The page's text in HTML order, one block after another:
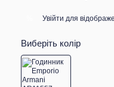
Увійти для
Виберіть колір